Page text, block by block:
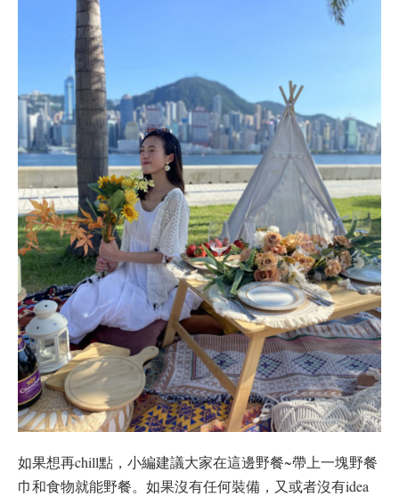
如果想再chill點，小編建議大家在這邊野餐~帶上一塊野餐
巾和食物就能野餐。如果沒有任何裝備，又或者沒有idea